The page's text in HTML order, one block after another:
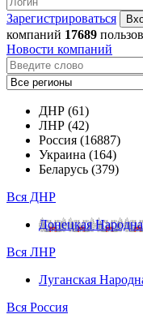
Зарегистрироваться
компаний 17689
Новости компаний
ДНР (61)
ЛНР (42)
Россия (16887)
Украина (164)
Беларусь (379)
Вся ДНР
Донецкая
Вся ЛНР
Луганская
Вся Россия